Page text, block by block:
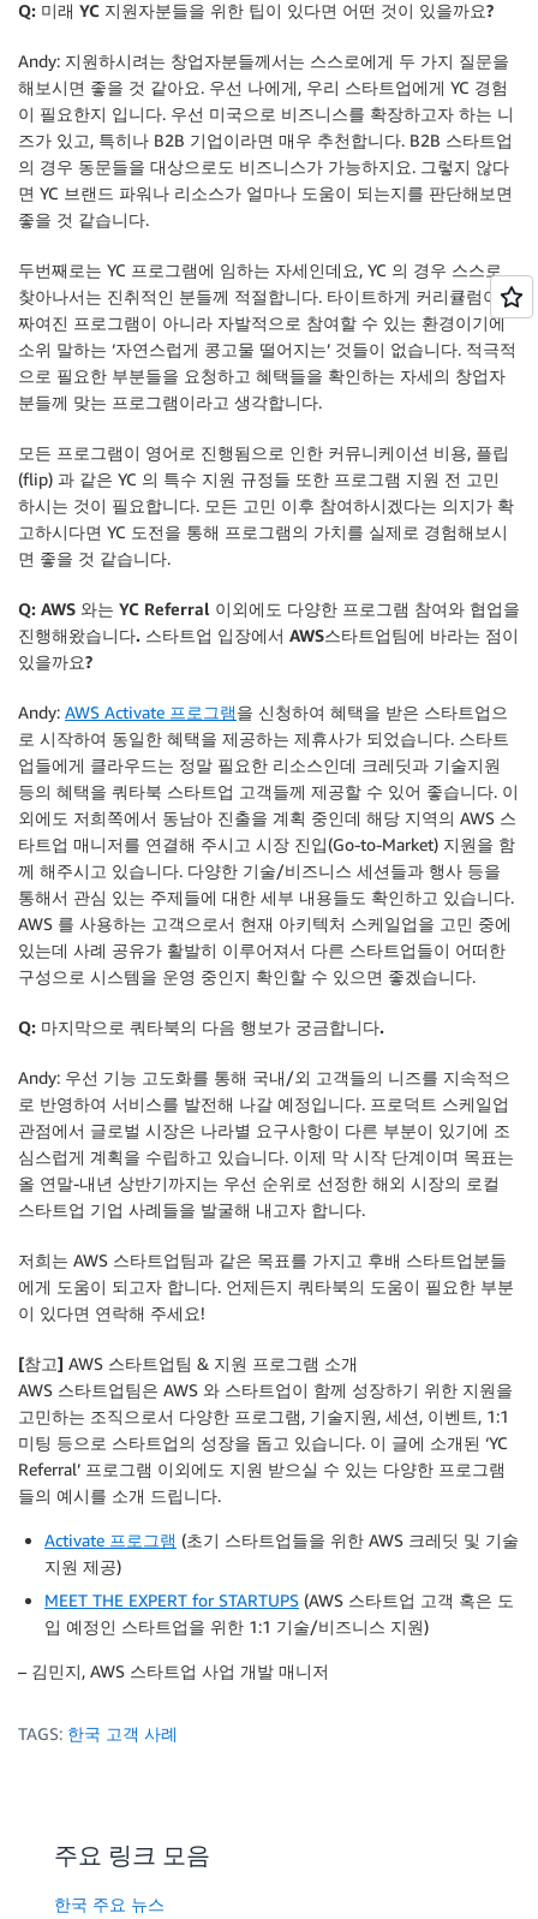
Q: 미래 YC 지원자분들을 위한 팁이 있다면 어떤 것이 있을까요?
Andy: 지원하시려는 창업자분들께서는 스스로에게 두 가지 질문을
해보시면 좋을 것 같아요. 우선 나에게, 우리 스타트업에게 YC 경험
이 필요한지 입니다. 우선 미국으로 비즈니스를 확장하고자 하는 니
즈가 있고, 특히나 B2B 기업이라면 매우 추천합니다. B2B 스타트업
의 경우 동문들을 대상으로도 비즈니스가 가능하지요. 그렇지 않다
면 YC 브랜드 파워나 리소스가 얼마나 도움이 되는지를 판단해보면
좋을 것 같습니다.
두번째로는 YC 프로그램에 임하는 자세인데요, YC 의 경우 스스로
찾아나서는 진취적인 분들께 적절합니다. 타이트하게 커리큘럼이
짜여진 프로그램이 아니라 자발적으로 참여할 수 있는 환경이기에
소위 말하는 ‘자연스럽게 콩고물 떨어지는’ 것들이 없습니다. 적극적
으로 필요한 부분들을 요청하고 혜택들을 확인하는 자세의 창업자
분들께 맞는 프로그램이라고 생각합니다.
모든 프로그램이 영어로 진행됨으로 인한 커뮤니케이션 비용, 플립
(flip) 과 같은 YC 의 특수 지원 규정들 또한 프로그램 지원 전 고민
하시는 것이 필요합니다. 모든 고민 이후 참여하시겠다는 의지가 확
고하시다면 YC 도전을 통해 프로그램의 가치를 실제로 경험해보시
면 좋을 것 같습니다.
Q: AWS 와는 YC Referral 이외에도 다양한 프로그램 참여와 협업을
진행해왔습니다. 스타트업 입장에서 AWS스타트업팀에 바라는 점이
있을까요?
Andy: AWS Activate 프로그램을 신청하여 혜택을 받은 스타트업으
로 시작하여 동일한 혜택을 제공하는 제휴사가 되었습니다. 스타트
업들에게 클라우드는 정말 필요한 리소스인데 크레딧과 기술지원
등의 혜택을 쿼타북 스타트업 고객들께 제공할 수 있어 좋습니다. 이
외에도 저희쪽에서 동남아 진출을 계획 중인데 해당 지역의 AWS 스
타트업 매니저를 연결해 주시고 시장 진입(Go-to-Market) 지원을 함
께 해주시고 있습니다. 다양한 기술/비즈니스 세션들과 행사 등을
통해서 관심 있는 주제들에 대한 세부 내용들도 확인하고 있습니다.
AWS 를 사용하는 고객으로서 현재 아키텍처 스케일업을 고민 중에
있는데 사례 공유가 활발히 이루어져서 다른 스타트업들이 어떠한
구성으로 시스템을 운영 중인지 확인할 수 있으면 좋겠습니다.
Q: 마지막으로 쿼타북의 다음 행보가 궁금합니다.
Andy: 우선 기능 고도화를 통해 국내/외 고객들의 니즈를 지속적으
로 반영하여 서비스를 발전해 나갈 예정입니다. 프로덕트 스케일업
관점에서 글로벌 시장은 나라별 요구사항이 다른 부분이 있기에 조
심스럽게 계획을 수립하고 있습니다. 이제 막 시작 단계이며 목표는
올 연말-내년 상반기까지는 우선 순위로 선정한 해외 시장의 로컬
스타트업 기업 사례들을 발굴해 내고자 합니다.
저희는 AWS 스타트업팀과 같은 목표를 가지고 후배 스타트업분들
에게 도움이 되고자 합니다. 언제든지 쿼타북의 도움이 필요한 부분
이 있다면 연락해 주세요!
[참고] AWS 스타트업팀 & 지원 프로그램 소개
AWS 스타트업팀은 AWS 와 스타트업이 함께 성장하기 위한 지원을
고민하는 조직으로서 다양한 프로그램, 기술지원, 세션, 이벤트, 1:1
미팅 등으로 스타트업의 성장을 돕고 있습니다. 이 글에 소개된 ‘YC
Referral’ 프로그램 이외에도 지원 받으실 수 있는 다양한 프로그램
들의 예시를 소개 드립니다.
Activate 프로그램 (초기 스타트업들을 위한 AWS 크레딧 및 기술
지원 제공)
MEET THE EXPERT for STARTUPS (AWS 스타트업 고객 혹은 도
입 예정인 스타트업을 위한 1:1 기술/비즈니스 지원)
– 김민지, AWS 스타트업 사업 개발 매니저
TAGS: 한국 고객 사례
주요 링크 모음
한국 주요 뉴스